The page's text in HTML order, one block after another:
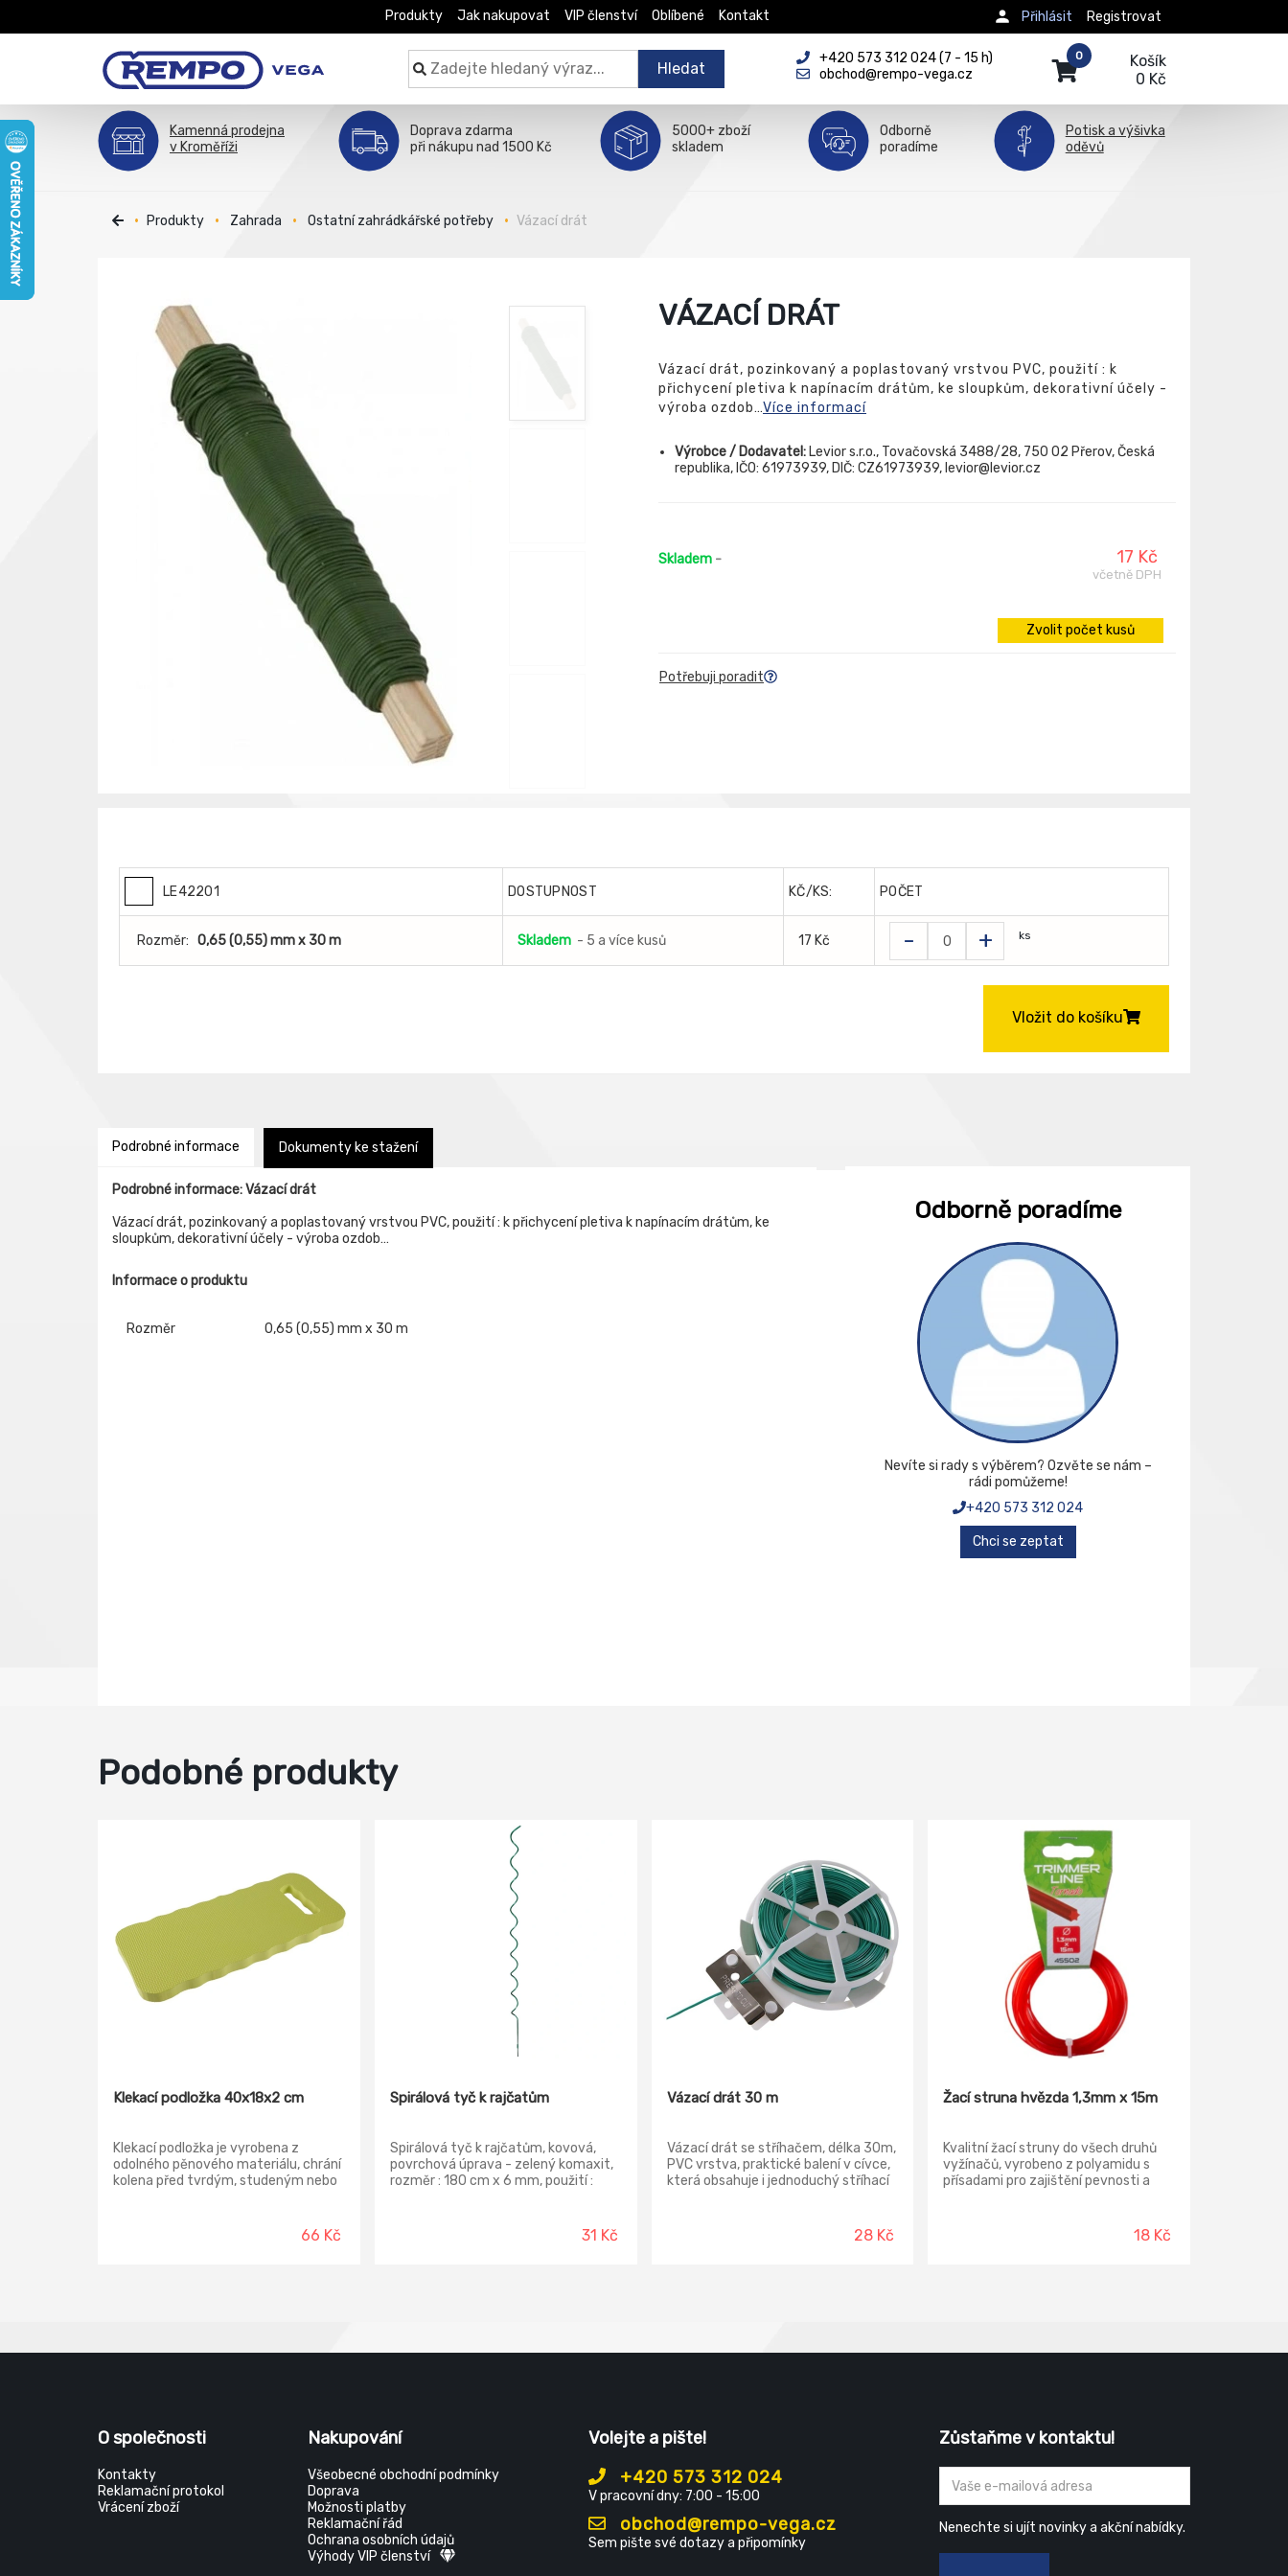
Produkty Jak nakupovat VIP členství Oblíbené Kontakt Registrovat
Přihlásit
Hledat
+420 573 312 024 (7 - 15 h)
obchod@rempo-vega.cz
Košík
0 Kč
0
Kamenná prodejna
v Kroměříži
Doprava zdarma
při nákupu nad 1500 Kč
5000+ zboží
skladem
Odborně
poradíme
Potisk a výšivka
oděvů
Produkty Zahrada Ostatní zahrádkářské potřeby Vázací drát
VÁZACÍ DRÁT
Vázací drát, pozinkovaný a poplastovaný vrstvou PVC, použití : k
přichycení pletiva k napínacím drátům, ke sloupkům, dekorativní účely -
výroba ozdob…Více informací
Výrobce / Dodavatel: Levior s.r.o., Tovačovská 3488/28, 750 02 Přerov, Česká
republika, IČO: 61973939, DIČ: CZ61973939, levior@levior.cz
Skladem - 17 Kč
včetně DPH
Zvolit počet kusů
Potřebuji poradit
LE42201 DOSTUPNOST KČ/KS: POČET
Rozměr: 0,65 (0,55) mm x 30 m Skladem - 5 a více kusů 17 Kč - + ks
Vložit do košíku
Podrobné informace Dokumenty ke stažení
Podrobné informace: Vázací drát
Vázací drát, pozinkovaný a poplastovaný vrstvou PVC, použití : k přichycení pletiva k napínacím drátům, ke
sloupkům, dekorativní účely - výroba ozdob…
Informace o produktu
Rozměr 0,65 (0,55) mm x 30 m
Odborně poradíme
Nevíte si rady s výběrem? Ozvěte se nám –
rádi pomůžeme!
+420 573 312 024
Chci se zeptat
Podobné produkty
Klekací podložka 40x18x2 cm
Klekací podložka je vyrobena z
odolného pěnového materiálu, chrání
kolena před tvrdým, studeným nebo
66 Kč
Spirálová tyč k rajčatům
Spirálová tyč k rajčatům, kovová,
povrchová úprava - zelený komaxit,
rozměr : 180 cm x 6 mm, použití :
diky vinutému tvaru rostlina sama
prorůstá je chráněna proti zlomení.
31 Kč
Vázací drát 30 m
Vázací drát se stříhačem, délka 30m,
PVC vrstva, praktické balení v cívce,
která obsahuje i jednoduchý stříhací
28 Kč
Žací struna hvězda 1,3mm x 15m
Kvalitní žací struny do všech druhů
vyžínačů, vyrobeno z polyamidu s
přísadami pro zajištění pevnosti a
18 Kč
O společnosti
Kontakty
Reklamační protokol
Vrácení zboží
Nakupování
Všeobecné obchodní podmínky
Doprava
Možnosti platby
Reklamační řád
Ochrana osobních údajů
Výhody VIP členství
Volejte a pište!
+420 573 312 024
V pracovní dny: 7:00 - 15:00
obchod@rempo-vega.cz
Sem pište své dotazy a připomínky
Zůstaňme v kontaktu!
Nenechte si ujít novinky a akční nabídky.